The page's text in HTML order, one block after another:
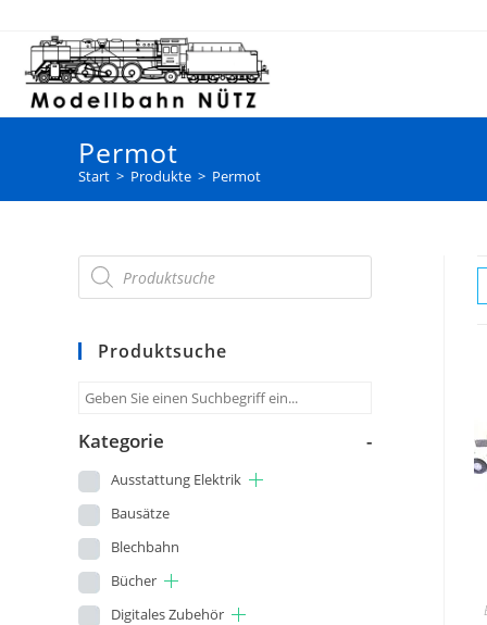
Permot
Start > Produkte > Permot
Produktsuche
Kategorie -
Ausstattung Elektrik
Bausätze
Blechbahn
Bücher
Digitales Zubehör